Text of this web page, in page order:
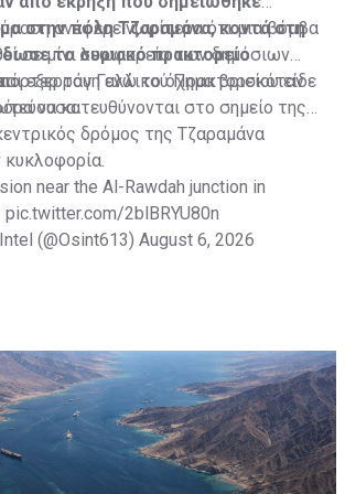
στην πόλη Τζαραμάνα, κοντά στη
το συριακό πρακτορείο
ανέφερε νωρίτερα ότι μια βόμβα
σε μίνι λεωφορείο των δημόσιων
εξερράγη ενώ το όχημα βρισκόταν
του Γαλλικού Πρακτορείου είδε
να κατευθύνονται στο σημείο της
δρόμος της Τζαραμάνα
κυκλοφορία.
near the Al-Rawdah junction in
pic.twitter.com/2blBRYU80n
(@Osint613) August 6, 2026